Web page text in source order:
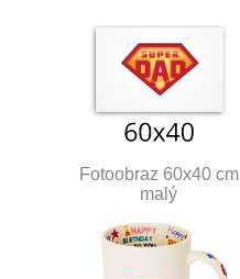
Fotoobraz 60x40 cm
malý